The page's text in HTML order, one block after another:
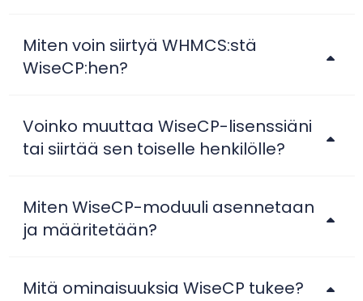
Miten voin siirtyä WHMCS:stä
WiseCP:hen?
Voinko muuttaa WiseCP-lisenssiäni
tai siirtää sen toiselle henkilölle?
Miten WiseCP-moduuli asennetaan
ja määritetään?
Mitä ominaisuuksia WiseCP tukee?